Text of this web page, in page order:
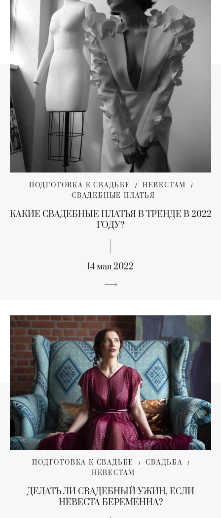
ПОДГОТОВКА К СВАДЬБЕ
НЕВЕСТАМ
СВАДЕБНЫЕ ПЛАТЬЯ
КАКИЕ СВАДЕБНЫЕ ПЛАТЬЯ В ТРЕНДЕ В 2022
ГОДУ?
14 мая 2022
ПОДГОТОВКА К СВАДЬБЕ
СВАДЬБА
НЕВЕСТАМ
ДЕЛАТЬ ЛИ СВАДЕБНЫЙ УЖИН, ЕСЛИ
НЕВЕСТА БЕРЕМЕННА?